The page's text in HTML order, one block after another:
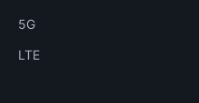
5G
LTE